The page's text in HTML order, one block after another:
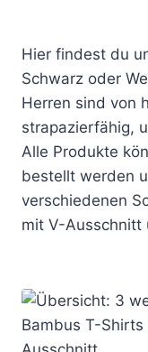
Hier findest du
Schwarz oder
Herren sind von
strapazierfähig,
Alle Produkte
bestellt werden
verschiedenen
mit V-Ausschnitt